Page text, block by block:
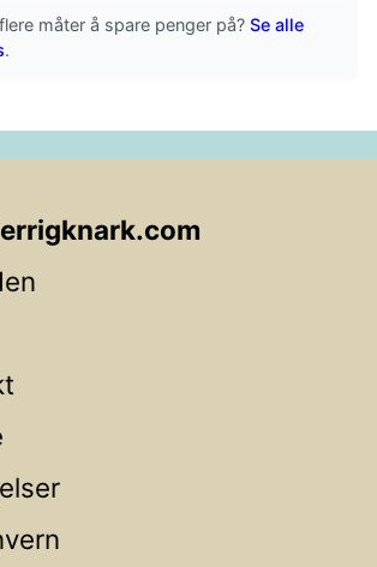
måter å spare penger på? Se alle
.